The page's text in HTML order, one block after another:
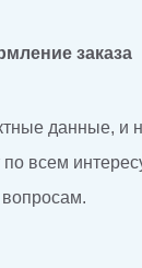
заказа
данные, и
по всем
вопросам.